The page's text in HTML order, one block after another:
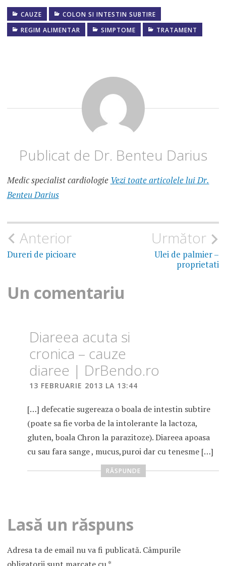
CAUZE
COLON SI INTESTIN SUBTIRE
REGIM ALIMENTAR
SIMPTOME TRATAMENT
ALIMENTE
FARA
GLUTEN
FAINA
FARA
GLUTENUL
GLUTEN
INTOLERANTA
LA GLUTEN
LA GLUTEN
SIMPTOME
INTOLERANTA
LA GLUTEN
TRATAMENT
INTOLERANTA
Publicat de Dr. Benteu Darius
Medic specialist cardiologie Vezi toate articolele lui Dr.
Benteu Darius
Navigare
în
Anterior
Dureri de picioare
Următor
Ulei de palmier –
proprietati
Un comentariu
Diareea acuta si
cronica – cauze
diaree | DrBendo.ro
13 FEBRUARIE 2013 LA 13:44
[…] defecatie sugereaza o boala de intestin subtire
(poate sa fie vorba de la intolerante la lactoza,
gluten, boala Chron la parazitoze). Diareea apoasa
cu sau fara sange , mucus,puroi dar cu tenesme […]
RĂSPUNDE
Lasă un răspuns
Adresa ta de email nu va fi publicată.Câmpurile